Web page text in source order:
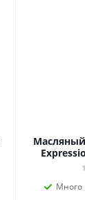
Много